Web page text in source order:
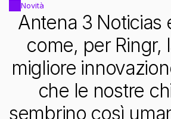
Novità
Antena 3 Noticias
come, per Ringr,
migliore
che le nostre
sembrino così